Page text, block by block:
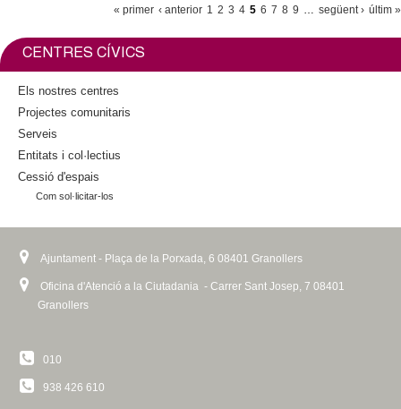
G
« primer ‹ anterior 1 2 3 4 5 6 7 8 9 següent › últim »
CENTRES CÍVICS
Els nostres centres
Projectes comunitaris
Serveis
Entitats i col·lectius
Cessió d'espais
Com sol·licitar-los
Ajuntament - Plaça de la Porxada, 6 08401 Granollers
Oficina d'Atenció a la Ciutadania - Carrer Sant Josep, 7 08401
Granollers
010
938 426 610